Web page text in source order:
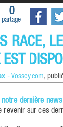
0
partage
RACE,
EST
- Vossey.com, publié
notre dernière
revenir sur ces